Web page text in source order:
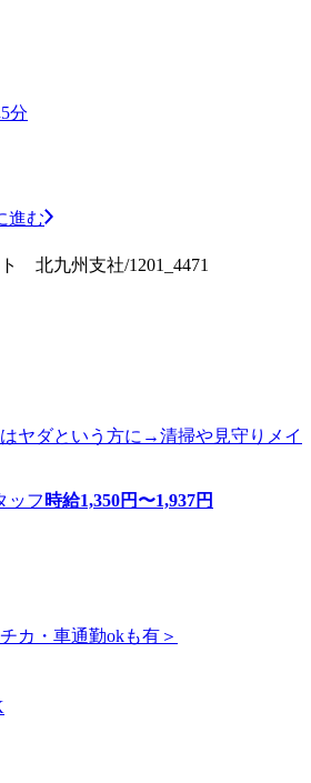
分
進む
北九州支社/1201_4471
はヤダという方に→清掃や見守りメイ
ッフ 時給1,350円〜1,937円
カ・車通勤okも有＞